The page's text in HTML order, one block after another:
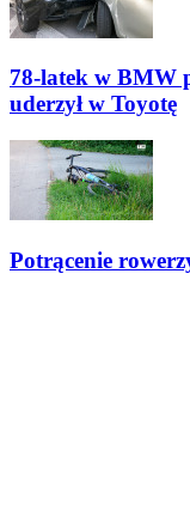
78-latek w BMW
uderzył w Toyotę
Potrącenie